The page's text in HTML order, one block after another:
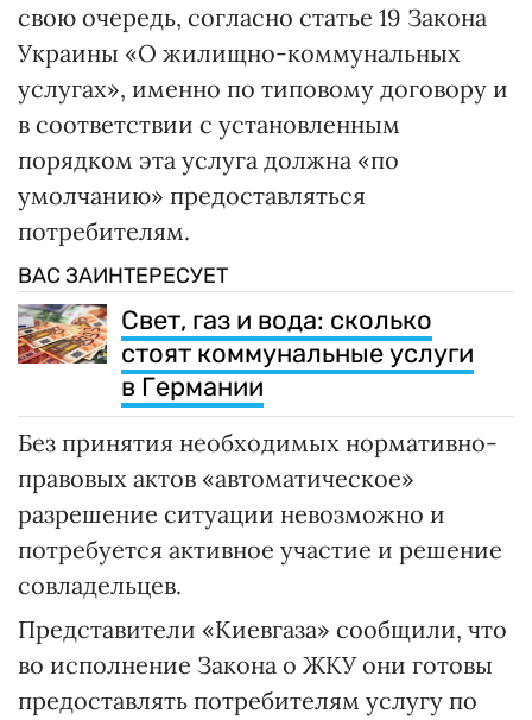
свою очередь, согласно статье 19 Закона
Украины «О жилищно-коммунальных
услугах», именно по типовому договору и
в соответствии с установленным
порядком эта услуга должна «по
умолчанию» предоставляться
потребителям.
ВАС ЗАИНТЕРЕСУЕТ
Свет, газ и вода: сколько
стоят коммунальные услуги
в Германии
Без принятия необходимых нормативно-
правовых актов «автоматическое»
разрешение ситуации невозможно и
потребуется активное участие и решение
совладельцев.
Представители «Киевгаза» сообщили, что
во исполнение Закона о ЖКУ они готовы
предоставлять потребителям услугу по